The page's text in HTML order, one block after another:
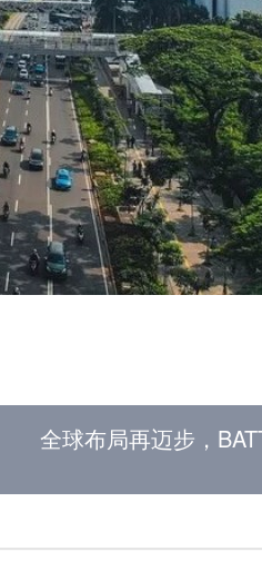
全球布局再迈步，